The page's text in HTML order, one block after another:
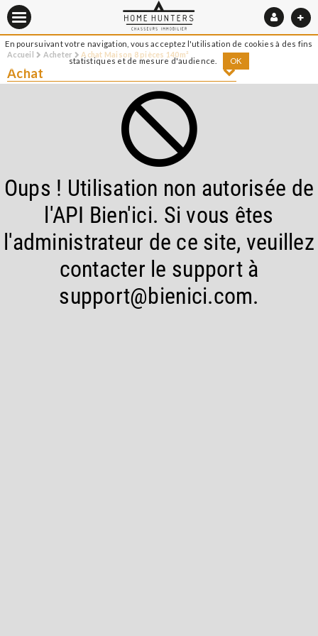
En poursuivant votre navigation, vous acceptez l'utilisation de cookies à des fins
statistiques et de mesure d'audience.
OK
Accueil Acheter Achat Maison 8 pièces 140m²
Achat
Oups ! Utilisation non autorisée de
l'API Bien'ici. Si vous êtes
l'administrateur de ce site, veuillez
contacter le support à
support@bienici.com.